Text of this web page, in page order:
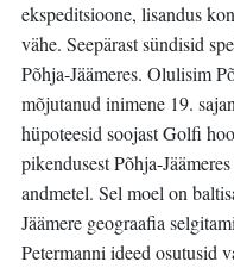
ekspeditsioone, lisandus
vähe. Seepärast sündisid
Põhja-Jäämeres. Olulisim
mõjutanud inimene 19.
hüpoteesid soojast Golfi
pikendusest Põhja-
andmetel. Sel moel on
Jäämere geograafia
Petermanni ideed osutusid